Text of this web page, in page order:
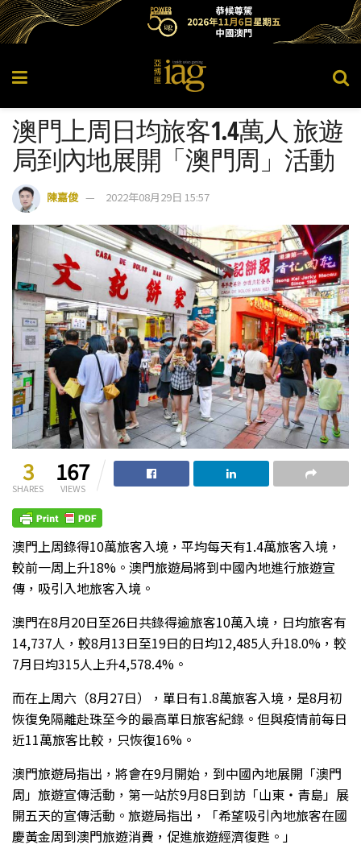
澳門上周日均旅客1.4萬人 旅遊
局到內地展開「澳門周」活動
陳嘉俊 2022年08月29日 15:57
3
SHARES
167
VIEWS
澳門上周錄得10萬旅客入境，平均每天有1.4萬旅客入境，
較前一周上升18%。澳門旅遊局將到中國內地進行旅遊宣
傳，吸引入地旅客入境。
澳門在8月20日至26日共錄得逾旅客10萬入境，日均旅客有
14,737人，較8月13日至19日的日均12,485人升18.0%，較
7月日均315人上升4,578.4%。
而在上周六（8月27日），單日有1.8萬旅客入境，是8月初
恢復免隔離赴珠至今的最高單日旅客紀錄。但與疫情前每日
近11萬旅客比較，只恢復16%。
澳門旅遊局指出，將會在9月開始，到中國內地展開「澳門
周」旅遊宣傳活動，第一站於9月8日到訪「山東‧青島」展
開五天的宣傳活動。旅遊局指出，「希望吸引內地旅客在國
慶黃金周到澳門旅遊消費，促進旅遊經濟復甦。」